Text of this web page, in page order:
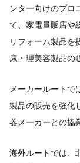
ンター向けのプロ
て、家電量販店や
リフォーム製品を
康・理美容製品の
メーカールートで
製品の販売を強化
器メーカーとの協
海外ルートでは、